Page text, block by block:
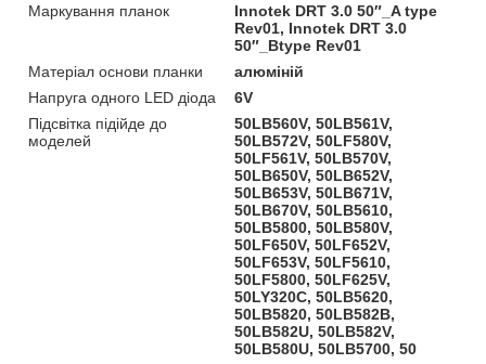
Маркування планок
Innotek DRT 3.0 50″_A type
Rev01, Innotek DRT 3.0
50″_Btype Rev01
Матеріал основи планки
алюміній
Напруга одного LED діода
6V
Підсвітка підійде до
моделей
50LB560V, 50LB561V,
50LB572V, 50LF580V,
50LF561V, 50LB570V,
50LB650V, 50LB652V,
50LB653V, 50LB671V,
50LB670V, 50LB5610,
50LB5800, 50LB580V,
50LF650V, 50LF652V,
50LF653V, 50LF5610,
50LF5800, 50LF625V,
50LY320C, 50LB5620,
50LB5820, 50LB582B,
50LB582U, 50LB582V,
50LB580U, 50LB5700, 50